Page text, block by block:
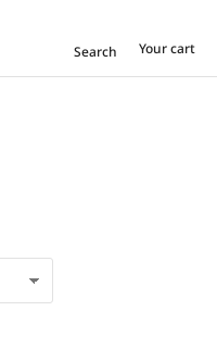
Search Your cart